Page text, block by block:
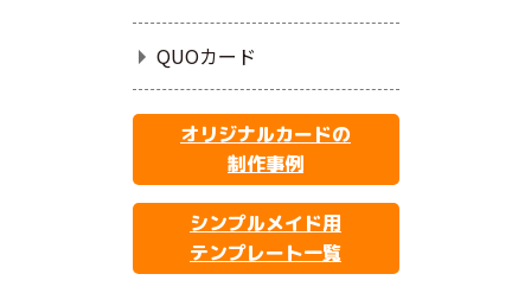
QUOカード
オリジナルカードの
制作事例
シンプルメイド用
テンプレート一覧